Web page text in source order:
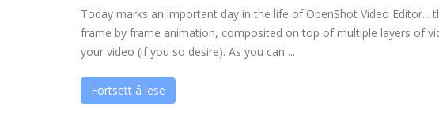
Today marks an important day in the life of OpenShot Video
frame by frame animation, composited on top of multiple layers of
your video (if you so desire). As you can ...
Fortsett å lese